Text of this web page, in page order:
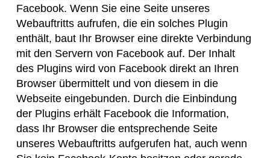
Facebook. Wenn Sie eine Seite unseres
Webauftritts aufrufen, die ein solches Plugin
enthält, baut Ihr Browser eine direkte Verbindung
mit den Servern von Facebook auf. Der Inhalt
des Plugins wird von Facebook direkt an Ihren
Browser übermittelt und von diesem in die
Webseite eingebunden. Durch die Einbindung
der Plugins erhält Facebook die Information,
dass Ihr Browser die entsprechende Seite
unseres Webauftritts aufgerufen hat, auch wenn